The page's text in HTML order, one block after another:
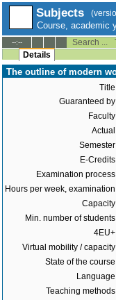
Subjects
Course, academic
--:-- Search ...
Details
The outline of modern
Guaranteed
E-
Examination
Hours per week,
Min. number of
Virtual mobility /
State of the
Teaching